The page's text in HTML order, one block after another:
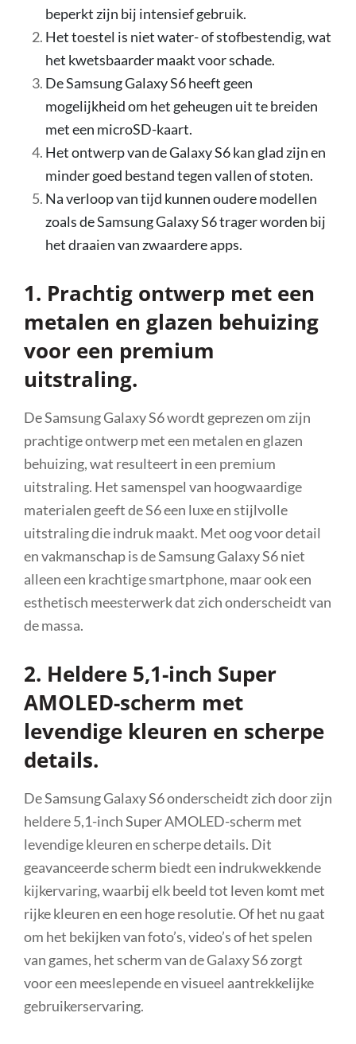
beperkt zijn bij intensief gebruik.
Het toestel is niet water- of stofbestendig, wat
het kwetsbaarder maakt voor schade.
De Samsung Galaxy S6 heeft geen
mogelijkheid om het geheugen uit te breiden
met een microSD-kaart.
Het ontwerp van de Galaxy S6 kan glad zijn en
minder goed bestand tegen vallen of stoten.
Na verloop van tijd kunnen oudere modellen
zoals de Samsung Galaxy S6 trager worden bij
het draaien van zwaardere apps.
1. Prachtig ontwerp met een
metalen en glazen behuizing
voor een premium
uitstraling.
De Samsung Galaxy S6 wordt geprezen om zijn
prachtige ontwerp met een metalen en glazen
behuizing, wat resulteert in een premium
uitstraling. Het samenspel van hoogwaardige
materialen geeft de S6 een luxe en stijlvolle
uitstraling die indruk maakt. Met oog voor detail
en vakmanschap is de Samsung Galaxy S6 niet
alleen een krachtige smartphone, maar ook een
esthetisch meesterwerk dat zich onderscheidt van
de massa.
2. Heldere 5,1-inch Super
AMOLED-scherm met
levendige kleuren en scherpe
details.
De Samsung Galaxy S6 onderscheidt zich door zijn
heldere 5,1-inch Super AMOLED-scherm met
levendige kleuren en scherpe details. Dit
geavanceerde scherm biedt een indrukwekkende
kijkervaring, waarbij elk beeld tot leven komt met
rijke kleuren en een hoge resolutie. Of het nu gaat
om het bekijken van foto’s, video’s of het spelen
van games, het scherm van de Galaxy S6 zorgt
voor een meeslepende en visueel aantrekkelijke
gebruikerservaring.